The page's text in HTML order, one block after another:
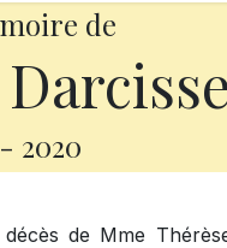
de
- 2020
de Mme